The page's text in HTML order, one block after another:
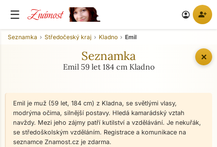
☰ Známost account_circle person_add
✕
Seznamka Středočeský kraj Kladno Emil
Seznamka
Emil 59 let 184 cm Kladno
Emil je muž (59 let, 184 cm) z Kladna, se světlými vlasy,
modrýma očima, silnější postavy. Hledá kamarádský vztah
navždy. Mezi jeho zájmy patří kutilství a vzdělávání. Je nekuřák,
se středoškolským vzděláním. Registrace a komunikace na
seznamce Znamost.cz je zdarma.